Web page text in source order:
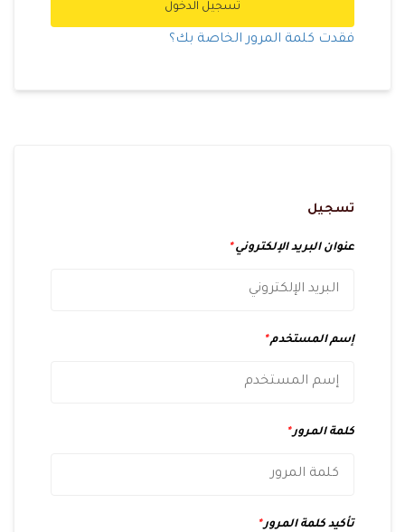
تسجيل الدخول
فقدت كلمة المرور الخاصة بك؟
تسجيل
عنوان البريد الإلكتروني*
إسم المستخدم*
كلمة المرور*
تأكيد كلمة المرور*